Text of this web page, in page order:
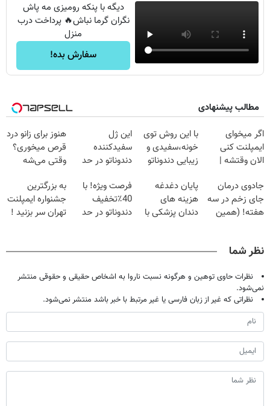
دیگه با پنکه رومیزی مه پاش
نگران گرما نباش🔥 پرداخت درب
منزل
سفارش بده!
مطالب پیشنهادی
اگر میخوای
ایمپلنت کنی
الان وقتشه |
میلیون تومان!!!
با این روش توی
خونه،سفیدی و
زیبایی دندوناتو
(40%off)
این ژل
سفیدکننده
دندوناتو در حد
میکنه
(40%تخفیف)
هنوز برای زانو درد
قرص میخوری؟
وقتی می‌شه
درمانش کرد؟؟؟؟
جادوی درمان
جای زخم در سه
هفته! (همین
پایان دغدغه
هزینه های
دندان پزشکی با
فرصت ویژه! با
40٪تخفیف
دندوناتو در حد
به بزرگترین
جشنواره ایمپلنت
تهران سر بزنید !
نظر شما
نظرات حاوی توهین و هرگونه نسبت ناروا به اشخاص حقیقی و حقوقی منتشر
نمی‌شود.
نظراتی که غیر از زبان فارسی یا غیر مرتبط با خبر باشد منتشر نمی‌شود.